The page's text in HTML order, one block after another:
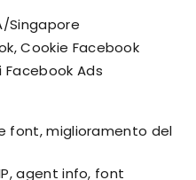
Singapore
Cookie Facebook
Ads
font, miglioramento del
agent info, font